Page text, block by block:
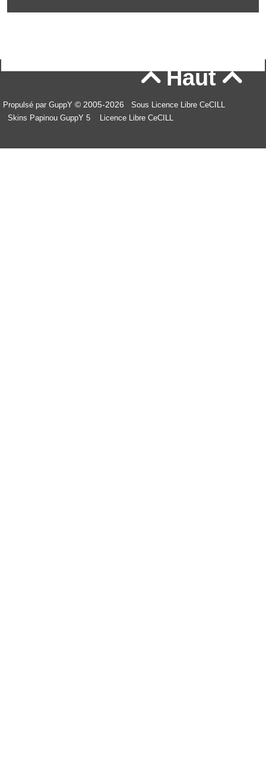
Haut
Propulsé par GuppY © 2005-2026
Sous Licence Libre CeCILL
Skins Papinou GuppY 5
Licence Libre CeCILL